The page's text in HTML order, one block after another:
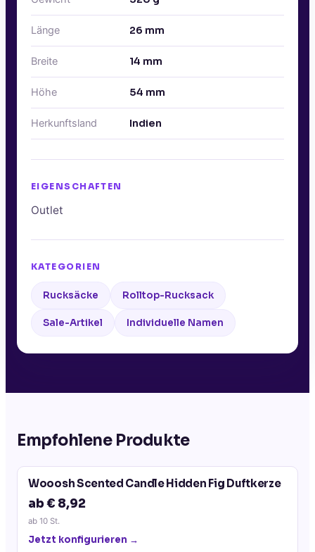
Länge 26 mm
Breite 14 mm
Höhe 54 mm
Herkunftsland Indien
EIGENSCHAFTEN
Outlet
KATEGORIEN
Rucksäcke Rolltop-Rucksack
Sale-Artikel Individuelle Namen
Empfohlene Produkte
Wooosh Scented Candle Hidden Fig Duftkerze
ab € 8,92
ab 10 St.
Jetzt konfigurieren →